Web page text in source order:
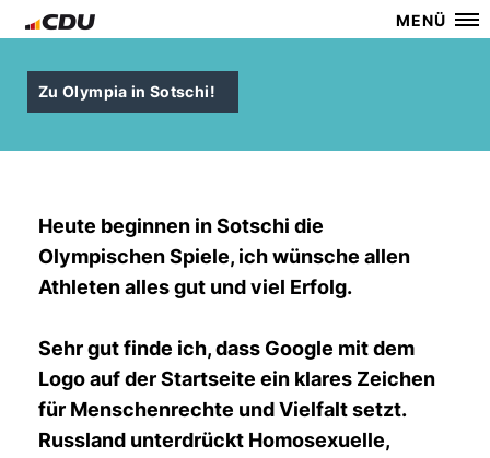
MENÜ
Zu Olympia in Sotschi!
Heute beginnen in Sotschi die
Olympischen Spiele, ich wünsche allen
Athleten alles gut und viel Erfolg.
Sehr gut finde ich, dass Google mit dem
Logo auf der Startseite ein klares Zeichen
für Menschenrechte und Vielfalt setzt.
Russland unterdrückt Homosexuelle,